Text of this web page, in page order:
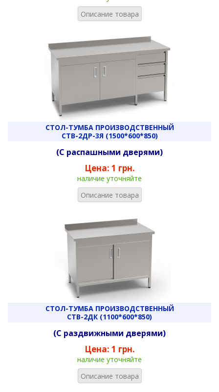
Описание товара
СТОЛ-ТУМБА ПРОИЗВОДСТВЕННЫЙ
СТВ-2ДР-3Я (1500*600*850)
(С распашными дверями)
Цена: 1 грн.
наличие уточняйте
Описание товара
СТОЛ-ТУМБА ПРОИЗВОДСТВЕННЫЙ
СТВ-2ДК (1100*600*850)
(С раздвижными дверями)
Цена: 1 грн.
наличие уточняйте
Описание товара